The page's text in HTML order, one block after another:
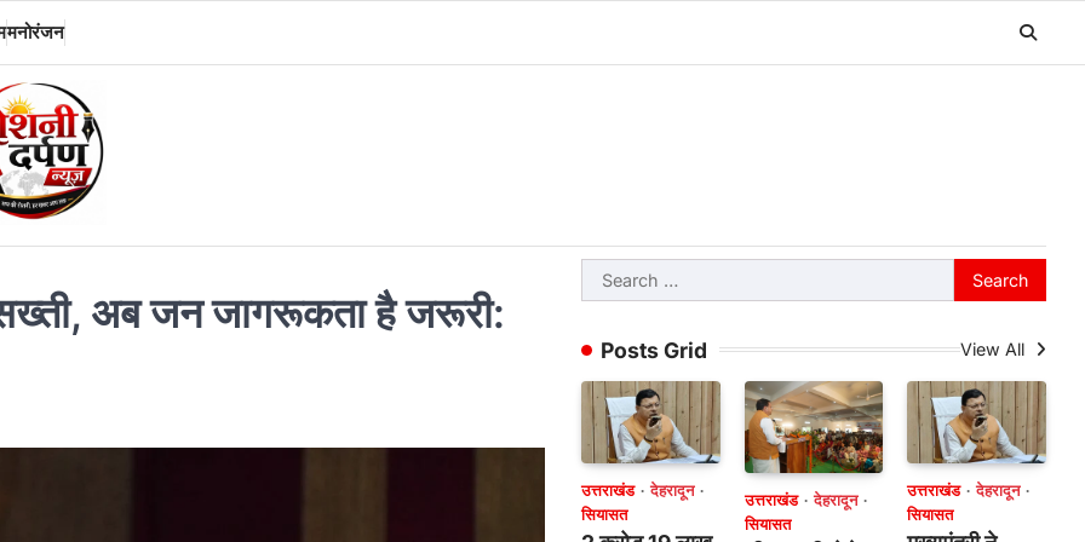
मनोरंजन
अब जन जागरूकता है जरूरी:
Search
for:
Posts Grid View All
उत्तराखंड
देहरादून
सियासत
उत्तराखंड
देहरादून
सियासत
उत्तराखंड
देहरादून
सियासत